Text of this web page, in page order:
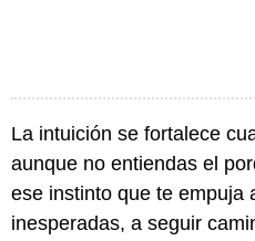
La intuición se fortalece
aunque no entiendas el
ese instinto que te empuja
inesperadas, a seguir